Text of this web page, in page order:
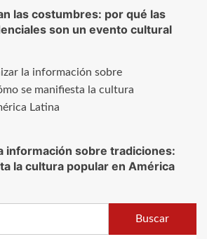
las costumbres: por qué las
son un evento cultural
información sobre tradiciones:
la cultura popular en América